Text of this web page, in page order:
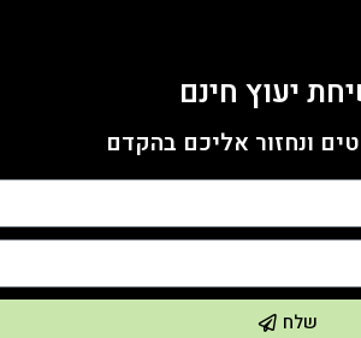
יעוץ חינם
ונחזור אליכם בהקדם
שלח